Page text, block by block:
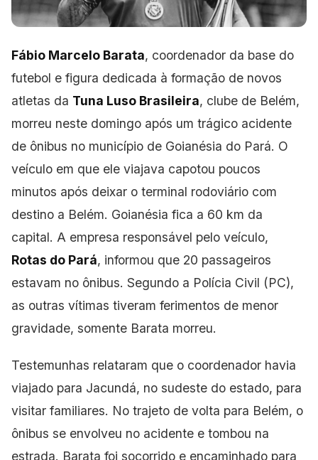
Fábio Marcelo Barata, coordenador da base do
futebol e figura dedicada à formação de novos
atletas da Tuna Luso Brasileira, clube de Belém,
morreu neste domingo após um trágico acidente
de ônibus no município de Goianésia do Pará. O
veículo em que ele viajava capotou poucos
minutos após deixar o terminal rodoviário com
destino a Belém. Goianésia fica a 60 km da
capital. A empresa responsável pelo veículo,
Rotas do Pará, informou que 20 passageiros
estavam no ônibus. Segundo a Polícia Civil (PC),
as outras vítimas tiveram ferimentos de menor
gravidade, somente Barata morreu.
Testemunhas relataram que o coordenador havia
viajado para Jacundá, no sudeste do estado, para
visitar familiares. No trajeto de volta para Belém, o
ônibus se envolveu no acidente e tombou na
estrada. Barata foi socorrido e encaminhado para